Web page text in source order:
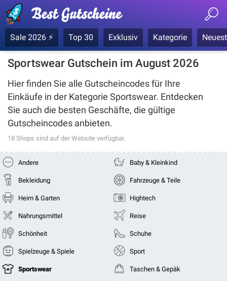
Sale 2026 ⚡ Top 30 Exklusiv Kategorie
Sportswear Gutschein im August 2026
Hier finden Sie alle Gutscheincodes für Ihre
Einkäufe in der Kategorie Sportswear. Entdecken
Sie auch die besten Geschäfte, die gültige
Gutscheincodes anbieten.
18 Shops sind auf der Website verfügbar.
Andere Baby & Kleinkind
Bekleidung Fahrzeuge & Teile
Heim & Garten Hightech
Nahrungsmittel Reise
Schönheit Schuhe
Spielzeuge & Spiele Sport
Sportswear Taschen & Gepäk